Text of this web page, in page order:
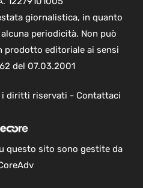
giornalistica, in quanto
periodicità. Non può
prodotto editoriale ai sensi
del 07.03.2001
diritti riservati - Contattaci
questo sito sono gestite da